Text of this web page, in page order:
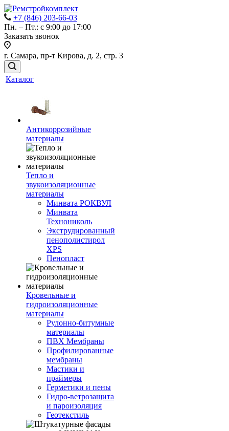
+7 (846) 203-66-03
Пн. – Пт.: с 9:00 до 17:00
Заказать звонок
г. Самара, пр-т Кирова, д. 2, стр. 3
Каталог
Антикоррозийные
материалы
Тепло и
звукоизоляционные
материалы
Минвата РОКВУЛ
Минвата
Технониколь
Экструдированный
пенополистирол
XPS
Пенопласт
Кровельные и
гидроизоляционные
материалы
Рулонно-битумные
материалы
ПВХ Мембраны
Профилированные
мембраны
Мастики и
праймеры
Герметики и пены
Гидро-ветрозащита
и пароизоляция
Геотекстиль